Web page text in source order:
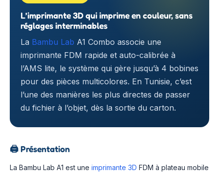
L’imprimante 3D qui imprime en couleur, sans
réglages interminables
La Bambu Lab A1 Combo associe une
imprimante FDM rapide et auto-calibrée à
l’AMS lite, le système qui gère jusqu’à 4 bobines
pour des pièces multicolores. En Tunisie, c’est
l’une des manières les plus directes de passer
du fichier à l’objet, dès la sortie du carton.
🖨️Présentation
La Bambu Lab A1 est une imprimante 3D FDM à plateau mobile